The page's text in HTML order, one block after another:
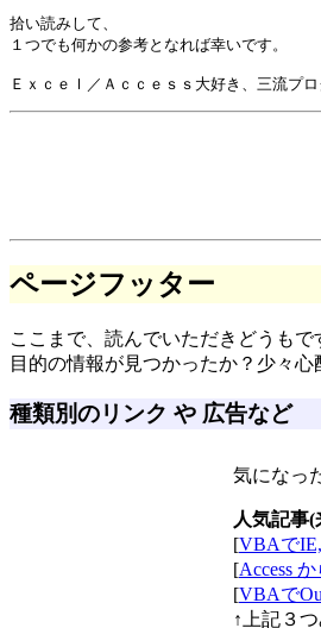
拾い読みして、
１つでも何かの参考となれば幸いです。
ページフッター
ここまで、読んでいただきどうも
目的の情報が見つかったか？少々心
種類別のリンク や 広告など
気になっ
人気記事
[VBAで
[Access
[VBAで
↑上記３